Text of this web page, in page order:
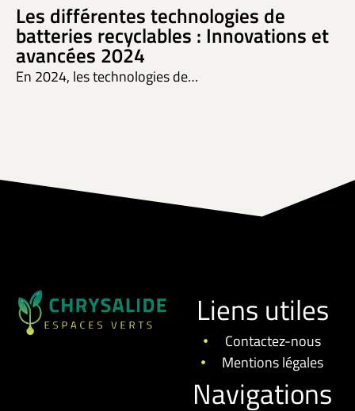
Les différentes technologies de
batteries recyclables : Innovations et
avancées 2024
En 2024, les technologies de…
Liens utiles
Contactez-nous
Mentions légales
Navigations